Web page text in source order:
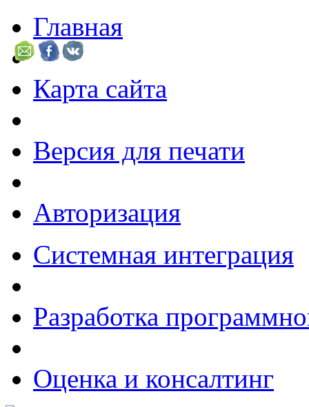
Главная
Карта сайта
Версия для печати
Авторизация
Системная интеграция
Разработка
Оценка и консалтинг